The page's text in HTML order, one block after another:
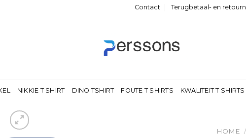
Contact Terugbetaal- en
NIKKIE T SHIRT DINO TSHIRT FOUTE T SHIRTS KWALITEIT T SHIRTS
HOME /